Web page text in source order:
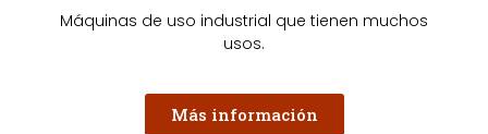
Máquinas de uso industrial que tienen muchos
usos.
Más información